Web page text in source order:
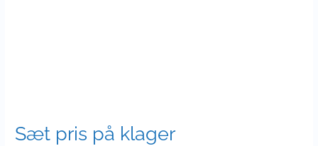
Sæt pris på klager